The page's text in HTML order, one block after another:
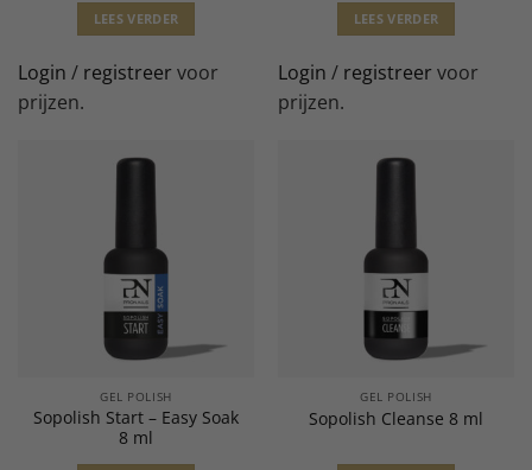
LEES VERDER
Login / registreer voor
prijzen.
LEES VERDER
Login / registreer voor
prijzen.
GEL POLISH
Sopolish Start – Easy Soak
8 ml
GEL POLISH
Sopolish Cleanse 8 ml